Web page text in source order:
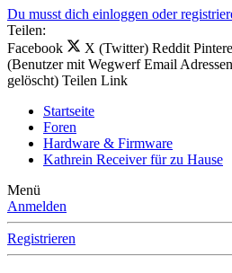
Du musst dich einloggen oder
Teilen:
Facebook
X (Twitter) Reddit
(Benutzer mit Wegwerf Email
gelöscht) Teilen Link
Startseite
Foren
Hardware & Firmware
Kathrein Receiver für zu Hause
Menü
Anmelden
Registrieren